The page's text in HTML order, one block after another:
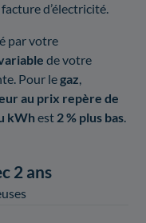
d’électricité.
par votre
de votre
Pour legaz,
au prix repère de
kWh est 2 % plus bas.
2 ans